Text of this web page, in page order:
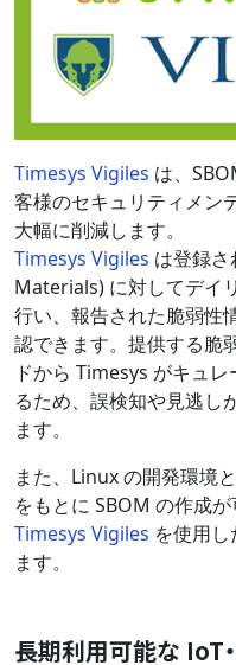
Timesys Vigiles は、
客様のセキュリティメン
大幅に削減します。
Timesys Vigiles は登録
Materials) に対してデイ
行い、報告された脆弱性
認できます。提供する脆
ドから Timesys がキュ
るため、誤検知や見逃し
ます。
また、Linux の開発環境
をもとに SBOM の作成
Timesys Vigiles を使用
ます。
長期利用可能な IoT